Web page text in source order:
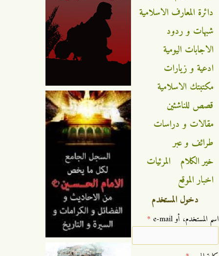
دائرة المعارف الاسلامية
شبهات و ردود
الاجابات اليومية
ادعية و زيارات
مكتبتك الاسلامية
قصص للناشئين
مقالات و دراسات
طرائف و عبر
خير الكلام
المرئيات
اخبار الموقع
دخول المستخدم
‏اسم المستخدم، أو e-mail ‏ *